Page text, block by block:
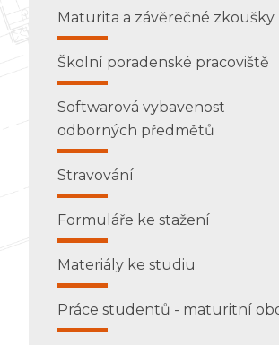
Maturita a závěrečné zkoušky
Školní poradenské pracoviště
Softwarová vybavenost
odborných předmětů
Stravování
Formuláře ke stažení
Materiály ke studiu
Práce studentů - maturitní